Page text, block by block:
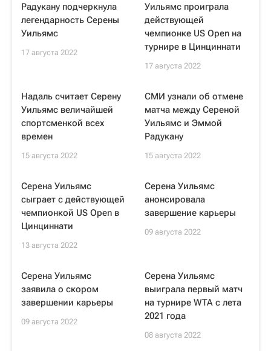
Радукану подчеркнула
легендарность Серены
Уильямс
17 августа 2022
Уильямс проиграла
действующей
чемпионке US Open на
турнире в Цинциннати
17 августа 2022
Надаль считает Серену
Уильямс величайшей
спортсменкой всех
времен
15 августа 2022
СМИ узнали об отмене
матча между Сереной
Уильямс и Эммой
Радукану
15 августа 2022
Серена Уильямс
сыграет с действующей
чемпионкой US Open в
Цинциннати
13 августа 2022
Серена Уильямс
анонсировала
завершение карьеры
09 августа 2022
Серена Уильямс
заявила о скором
завершении карьеры
09 августа 2022
Серена Уильямс
выиграла первый матч
на турнире WTA с лета
2021 года
08 августа 2022